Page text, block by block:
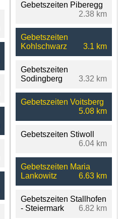
Gebetszeiten Piberegg
2.38 km
Gebetszeiten
Kohlschwarz
3.1 km
Gebetszeiten
Sodingberg
3.32 km
Gebetszeiten Voitsberg
5.08 km
Gebetszeiten Stiwoll
6.04 km
Gebetszeiten Maria
Lankowitz
6.63 km
Gebetszeiten Stallhofen
- Steiermark
6.82 km